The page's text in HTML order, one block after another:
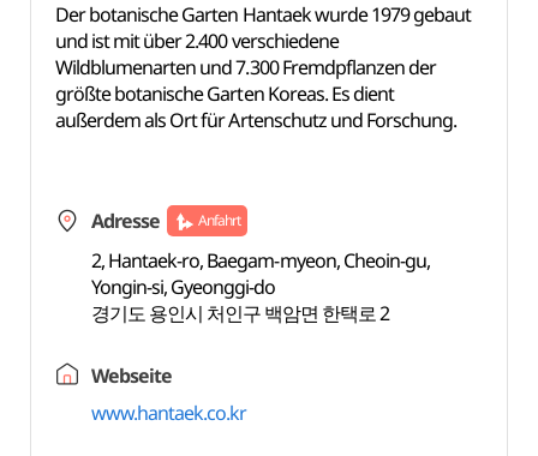
Der botanische Garten Hantaek wurde 1979 gebaut
und ist mit über 2.400 verschiedene
Wildblumenarten und 7.300 Fremdpflanzen der
größte botanische Garten Koreas. Es dient
außerdem als Ort für Artenschutz und Forschung.
Adresse Anfahrt
2, Hantaek-ro, Baegam-myeon, Cheoin-gu,
Yongin-si, Gyeonggi-do
경기도 용인시 처인구 백암면 한택로 2
Webseite
www.hantaek.co.kr